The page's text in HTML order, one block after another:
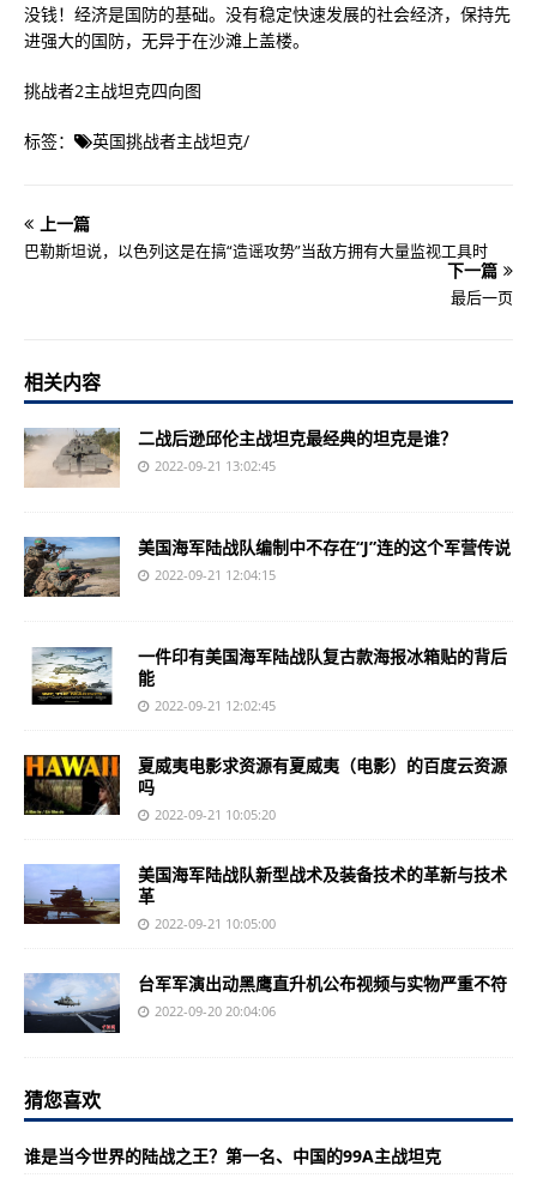
没钱！经济是国防的基础。没有稳定快速发展的社会经济，保持先
进强大的国防，无异于在沙滩上盖楼。
挑战者2主战坦克四向图
标签： 英国挑战者主战坦克/
上一篇
巴勒斯坦说，以色列这是在搞“造谣攻势”当敌方拥有大量监视工具时
下一篇
最后一页
相关内容
二战后逊邱伦主战坦克最经典的坦克是谁？
2022-09-21 13:02:45
美国海军陆战队编制中不存在“J”连的这个军营传说
2022-09-21 12:04:15
一件印有美国海军陆战队复古款海报冰箱贴的背后
能
2022-09-21 12:02:45
夏威夷电影求资源有夏威夷（电影）的百度云资源
吗
2022-09-21 10:05:20
美国海军陆战队新型战术及装备技术的革新与技术
革
2022-09-21 10:05:00
台军军演出动黑鹰直升机公布视频与实物严重不符
2022-09-20 20:04:06
猜您喜欢
谁是当今世界的陆战之王？第一名、中国的99A主战坦克